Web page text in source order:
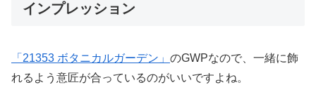
インプレッション
「21353 ボタニカルガーデン」 のGWPなので、一緒に飾
れるよう意匠が合っているのがいいですよね。